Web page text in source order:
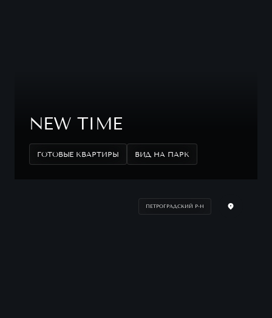
NEW TIME
ГОТОВЫЕ КВАРТИРЫ ВИД НА ПАРК
ПЕТРОГРАДСКИЙ Р-Н